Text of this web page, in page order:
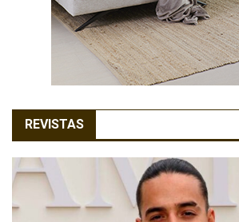
REVISTAS